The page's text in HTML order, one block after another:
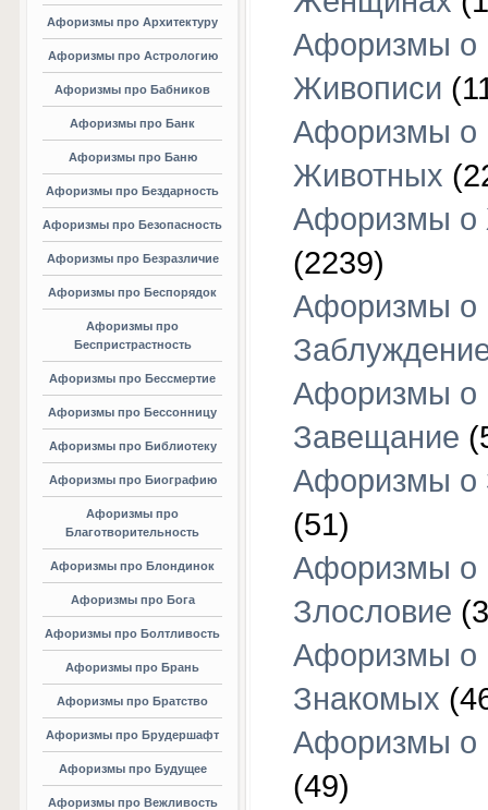
Афоризмы про Архитектуру
Афоризмы про Астрологию
Афоризмы про Бабников
Афоризмы про Банк
Афоризмы про Баню
Афоризмы про Бездарность
Афоризмы про Безопасность
Афоризмы про Безразличие
Афоризмы про Беспорядок
Афоризмы про
Беспристрастность
Афоризмы про Бессмертие
Афоризмы про Бессонницу
Афоризмы про Библиотеку
Афоризмы про Биографию
Афоризмы про
Благотворительность
Афоризмы про Блондинок
Афоризмы про Бога
Афоризмы про Болтливость
Афоризмы про Брань
Афоризмы про Братство
Афоризмы про Брудершафт
Афоризмы про Будущее
Афоризмы про Вежливость
Афоризмы о
Живописи
Афоризмы о
Животных
Афоризмы о
(2239)
Афоризмы о
Афоризмы о
Завещание
Афоризмы о
(51)
Афоризмы о
Злословие
Афоризмы о
Знакомых
Афоризмы о
(49)